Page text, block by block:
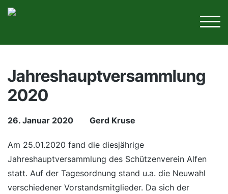
Jahreshauptversammlung
2020
26. Januar 2020 Gerd Kruse
Am 25.01.2020 fand die diesjährige
Jahreshauptversammlung des Schützenverein Alfen
statt. Auf der Tagesordnung stand u.a. die Neuwahl
verschiedener Vorstandsmitglieder. Da sich der